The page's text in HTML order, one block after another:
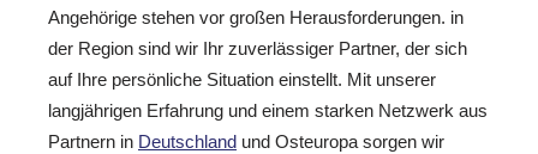
Angehörige stehen vor großen Herausforderungen. in
der Region sind wir Ihr zuverlässiger Partner, der sich
auf Ihre persönliche Situation einstellt. Mit unserer
langjährigen Erfahrung und einem starken Netzwerk aus
Partnern in Deutschland und Osteuropa sorgen wir